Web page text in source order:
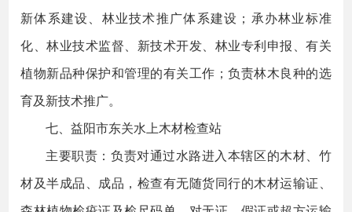
新体系建设、林业技术推广体系建设；承办林业标准
化、林业技术监督、新技术开发、林业专利申报、有关
植物新品种保护和管理的有关工作；负责林木良种的选
育及新技术推广。
七、益阳市东关水上木材检查站
主要职责：负责对通过水路进入本辖区的木材、竹
材及半成品、成品，检查有无随货同行的木材运输证、